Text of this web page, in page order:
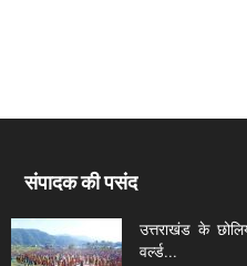
संपादक की पसंद
उत्तराखंड के
वर्ल्ड...